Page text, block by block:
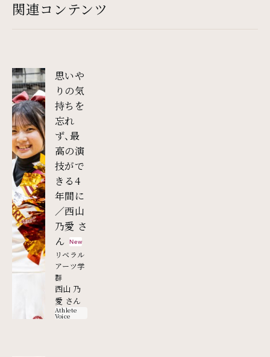
関連コンテンツ
思いや
りの気
持ちを
忘れ
ず、最
高の演
技がで
きる4
年間に
／西山
乃愛 さ
ん外部リンク
New
リベラル
アーツ学
群
西山 乃
愛 さん
Athlete
Voice